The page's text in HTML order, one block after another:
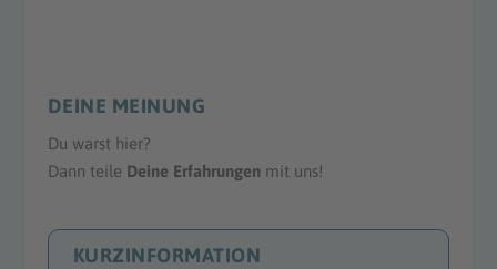
DEINE MEINUNG
Du warst hier?
Dann teile Deine Erfahrungen mit uns!
KURZINFORMATION